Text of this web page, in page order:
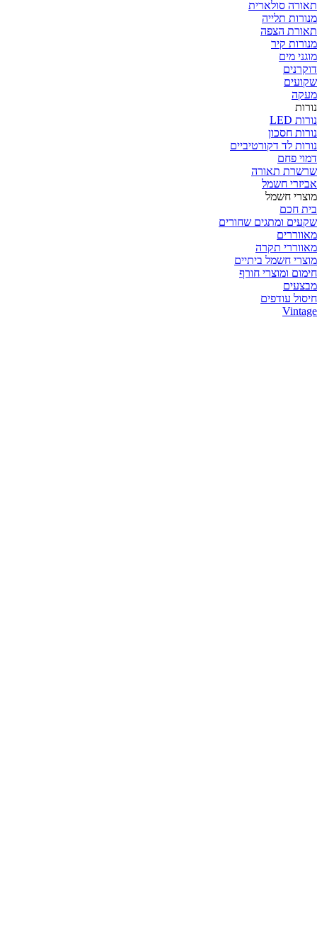
תאורה סולארית
מנורות תלייה
תאורת הצפה
מנורות קיר
מוגני מים
דוקרנים
שקועים
מעקה
נורות
נורות LED
נורות חסכון
נורות לד דקורטיביים
דמוי פחם
שרשרת תאורה
אביזרי חשמל
מוצרי חשמל
בית חכם
שקעים ומתגים שחורים
מאווררים
מאווררי תקרה
מוצרי חשמל ביתיים
חימום ומוצרי חורף
מבצעים
חיסול עודפים
Vintage